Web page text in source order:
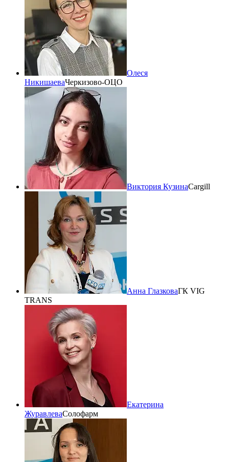
Олеся
НикишаеваЧеркизово-ОЦО
Виктория КузинаCargill
Анна ГлазковаГК VIG
TRANS
Екатерина
ЖуравлеваСолофарм